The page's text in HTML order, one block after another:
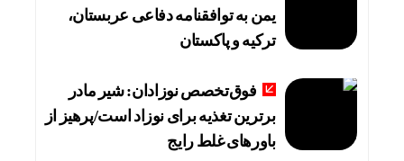
یمن به توافقنامه دفاعی عربستان،
ترکیه و پاکستان
فوق‌تخصص نوزادان: شیر مادر
برترین تغذیه برای نوزاد است/پرهیز از
باورهای غلط رایج